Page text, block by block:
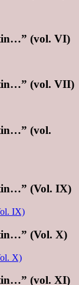
(vol. VI)
(vol. VII)
(vol.
(Vol. IX)
(Vol. X)
(vol. XI)